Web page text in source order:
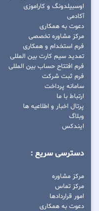
اوسبیلدونگ و کاراموزی
آکادمی
دعوت به همکاری
مرکز مشاوره تخصصی
فرم استخدام و همکاری
تمدید سیم کارت بین المللی
فرم افتتاح حساب بین المللی
فرم ثبت شرکت
سامانه پرداخت
ارتباط با ما
پرتال اخبار و اطلاعیه ها
وبلاگ
ایندکس
دسترسی سریع :
مرکز مشاوره
مرکز تماس
امور قراردادها
دعوت به همکاری